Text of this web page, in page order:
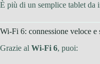
È più di un semplice tablet da
Wi-Fi 6: connessione veloce e
Grazie al Wi-Fi 6, puoi: